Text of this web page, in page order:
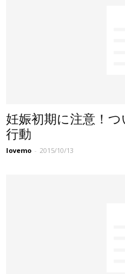
妊娠初期に注意！
行動
lovemo - 2015/10/13